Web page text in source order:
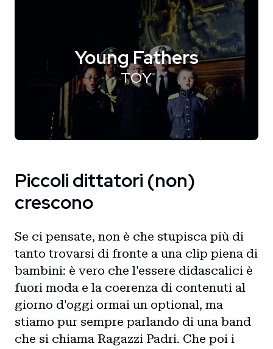
Young Fathers
TOY
Piccoli dittatori (non)
crescono
Se ci pensate, non è che stupisca più di
tanto trovarsi di fronte a una clip piena di
bambini: è vero che l'essere didascalici è
fuori moda e la coerenza di contenuti al
giorno d'oggi ormai un optional, ma
stiamo pur sempre parlando di una band
che si chiama Ragazzi Padri. Che poi i